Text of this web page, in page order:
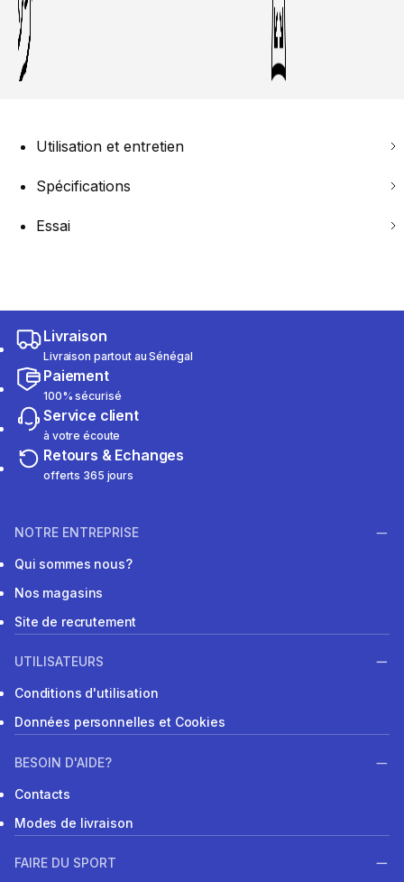
Utilisation et entretien
Spécifications
Essai
Livraison
Livraison partout au Sénégal
Paiement
100% sécurisé
Service client
à votre écoute
Retours & Echanges
offerts 365 jours
NOTRE ENTREPRISE
Qui sommes nous?
Nos magasins
Site de recrutement
UTILISATEURS
Conditions d'utilisation
Données personnelles et Cookies
BESOIN D'AIDE?
Contacts
Modes de livraison
FAIRE DU SPORT